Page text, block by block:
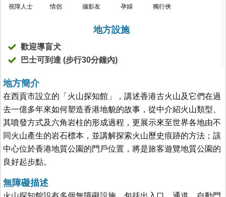
視障人士 情侶 攝影友 孕婦 獨行俠
地方設施
歡迎導盲犬
巴士可到達 (步行30分鐘內)
地方簡介
在西貢市設立的「火山探知館」，講述香港古火山及它們在過
去一億多年來如何塑造香港地貌的故事，從中介紹火山類型、
其噴發方式及六角岩柱的形成過程，更展示來至世界各地由不
同火山產生的岩石標本，並講解探索火山歷史痕跡的方法；該
中心位於香港地質公園的門戶位置，將是旅客遊覽地質公園的
良好起步點。
無障礙描述